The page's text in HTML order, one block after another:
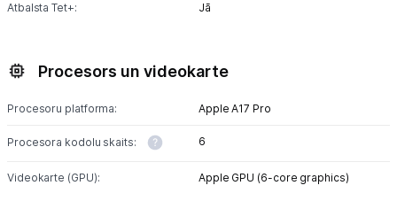
Atbalsta Tet+: Jā
Procesors un videokarte
Procesoru platforma: Apple A17 Pro
Procesora kodolu skaits: 6
Videokarte (GPU): Apple GPU (6-core graphics)